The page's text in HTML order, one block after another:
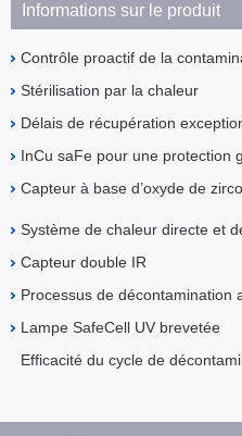
Informations sur le produit
Contrôle proactif de la
Stérilisation par la chaleur
Délais de récupération
InCu saFe pour une protection
Capteur à base d’oxyde de
Système de chaleur directe et
Capteur double IR
Processus de décontamination
Lampe SafeCell UV brevetée
Efficacité du cycle de